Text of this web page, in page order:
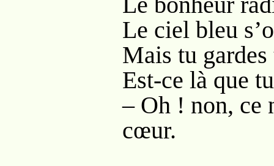
Le ciel bleu
Mais tu
Est-ce là que
– Oh ! non, ce
cœur.